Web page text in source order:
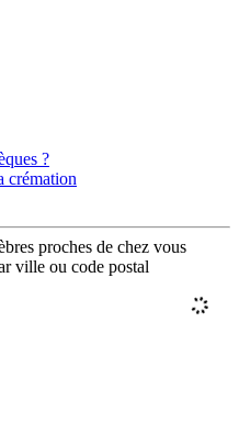
?
crémation
proches de chez vous
ville ou code postal